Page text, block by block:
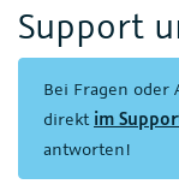
Support
Bei Fragen oder
direkt im
antworten!